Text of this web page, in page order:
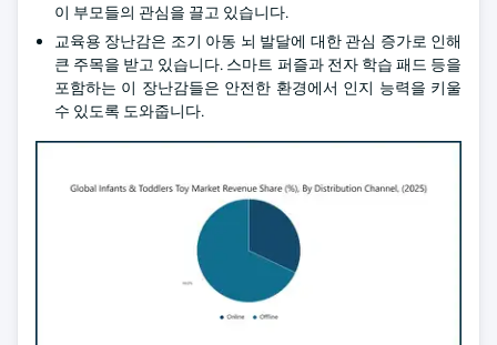
이 부모들의 관심을 끌고 있습니다.
교육용 장난감은 조기 아동 뇌 발달에 대한 관심 증가로 인해
큰 주목을 받고 있습니다. 스마트 퍼즐과 전자 학습 패드 등을
포함하는 이 장난감들은 안전한 환경에서 인지 능력을 키울
수 있도록 도와줍니다.